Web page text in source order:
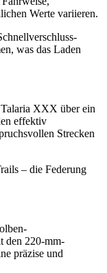
Werte variieren.
was das Laden
Talaria XXX über ein
effektiv
Strecken
– die Federung
den 220-mm-
präzise und